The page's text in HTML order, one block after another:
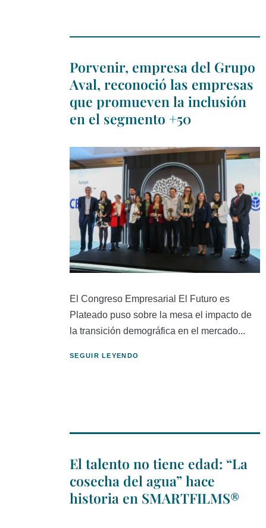
Porvenir, empresa del Grupo
Aval, reconoció las empresas
que promueven la inclusión
en el segmento +50
El Congreso Empresarial El Futuro es
Plateado puso sobre la mesa el impacto de
la transición demográfica en el mercado...
SEGUIR LEYENDO
El talento no tiene edad: “La
cosecha del agua” hace
historia en SMARTFILMS®